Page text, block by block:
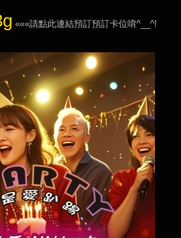
«««請點此連結預訂預訂卡位唷^__^!